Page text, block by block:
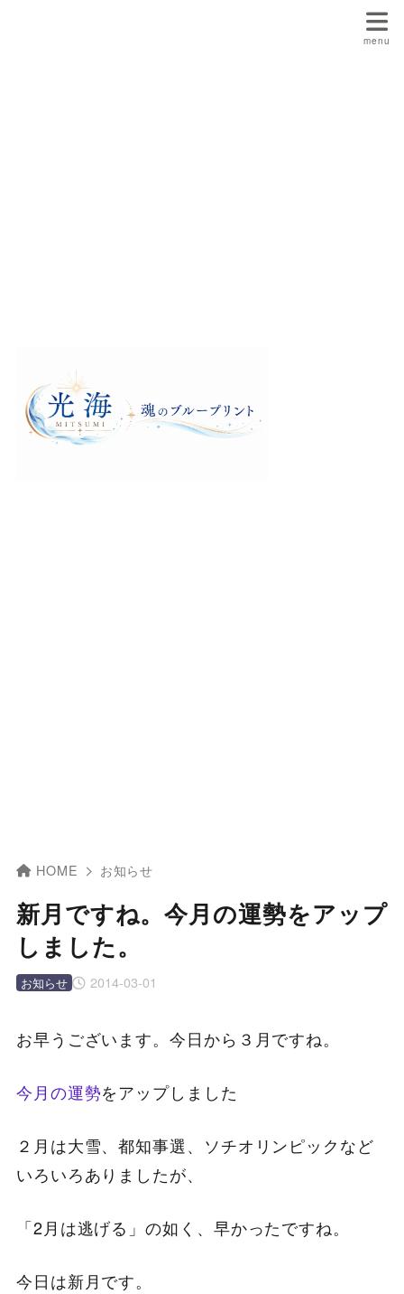
HOME お知らせ
新月ですね。今月の運勢をアップ
しました。
2014-03-01
お知らせ
お早うございます。今日から３月ですね。
今月の運勢をアップしました
２月は大雪、都知事選、ソチオリンピックなど
いろいろありましたが、
「2月は逃げる」の如く、早かったですね。
今日は新月です。